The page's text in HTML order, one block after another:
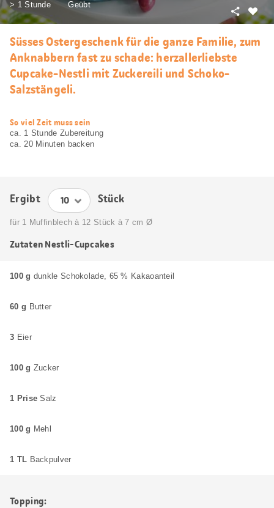
> 1 Stunde
Geübt
Als
Teilen
Süsses Ostergeschenk für die ganze Familie, zum
Anknabbern fast zu schade: herzallerliebste
Cupcake-Nestli mit Zuckereili und Schoko-
Salzstängeli.
web.recipe.accessibilityTitle
So viel Zeit muss sein
ca. 1 Stunde Zubereitung
ca. 20 Minuten backen
Ergibt Stück
für 1 Muffinblech à 12 Stück à 7 cm Ø
Zutaten Nestli-Cupcakes
100 g dunkle Schokolade, 65 % Kakaoanteil
60 g Butter
3 Eier
100 g Zucker
1 Prise Salz
100 g Mehl
1 TL Backpulver
Topping: